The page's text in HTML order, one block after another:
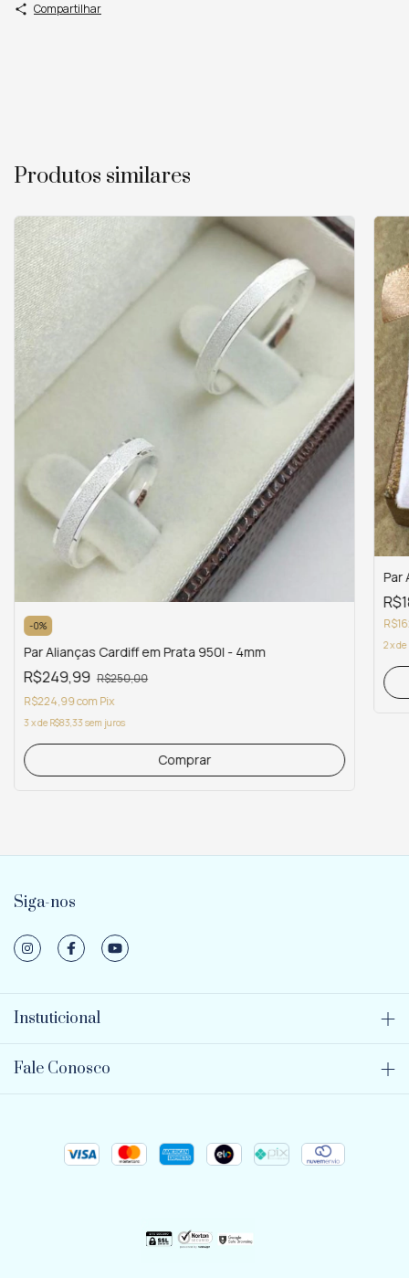
Compartilhar
Produtos similares
-0%
Par Alianças Cardiff em Prata 950l - 4mm
R$249,99 R$250,00
R$224,99comPix
3xdeR$83,33sem juros
Par
2xde
Siga-nos
Instuticional
Fale Conosco